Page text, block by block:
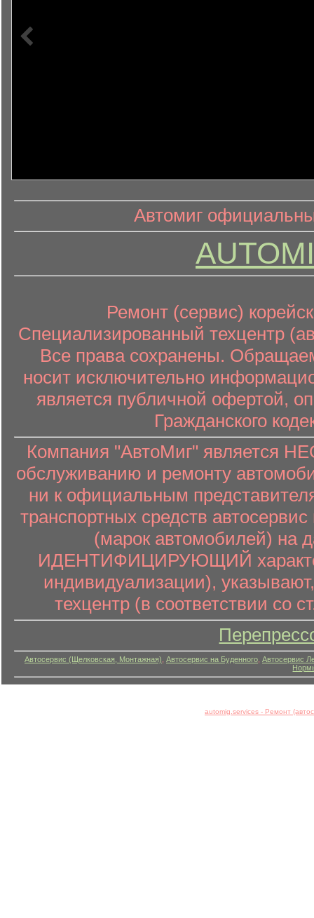
информационный контент
Автомиг
Ремонт (сервис)
Специализированный техцентр
Все права сохранены.
носит исключительно
является публичной офертой,
Гражданского
Компания "АвтоМиг" является
обслуживанию и ремонту
ни к официальным
транспортных средств
(марок автомобилей) на
ИДЕНТИФИЦИРУЮЩИЙ характер
индивидуализации),
техцентр (в соответствии со
Автосервис (Щелковская, Монтажная) Автосервис на Буденного Автосервис
automig.services - Ремонт